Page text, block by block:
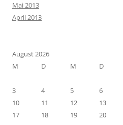
Mai 2013
April 2013
August 2026
M
D M D
3
4 5 6
10
11 12 13
17
18 19 20